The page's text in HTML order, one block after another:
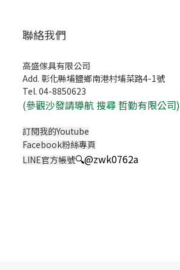
聯絡我們
高盛傢具有限公司
Add. 彰化縣埔鹽鄉南港村埔菜路4-1號
Tel. 04-8850623
(參觀沙發請導航 搜尋 哲勤有限公司)
訂閱我的Youtube
Facebook粉絲專頁
LINE官方帳號🔍@zwk0762a